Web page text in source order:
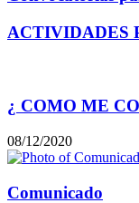
ACTIVIDADES
¿ COMO ME
08/12/2020
Comunicado